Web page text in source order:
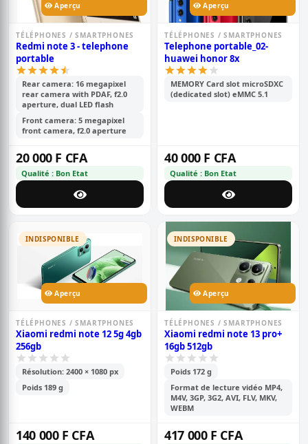
Aperçu
TÉLÉPHONES / SMARTPHONES
Redmi note 3 - telephone
portable
Rear camera: 16 megapixel
rear camera with PDAF, f2.0
aperture, dual LED flash
Front camera: 5 megapixel
front camera, f2.0 aperture
20 000 F CFA
Qualité : Bon Etat
Aperçu
TÉLÉPHONES / SMARTPHONES
Telephone portable_02-
huawei honor 8x
MEMORY Card slot microSDXC
(dedicated slot) eMMC 5.1
40 000 F CFA
Qualité : Bon Etat
INDISPONIBLE
Aperçu
TÉLÉPHONES / SMARTPHONES
Xiaomi redmi note 12 5g 4gb
256gb
Résolution: 2400 × 1080 px
Poids 189 g
140 000 F CFA
INDISPONIBLE
Aperçu
TÉLÉPHONES / SMARTPHONES
Xiaomi redmi note 13 pro+
16gb 512gb
Poids 172 g
Format de lecture vidéo MP4,
M4V, 3GP, 3G2, AVI, FLV, MKV,
WEBM
417 000 F CFA